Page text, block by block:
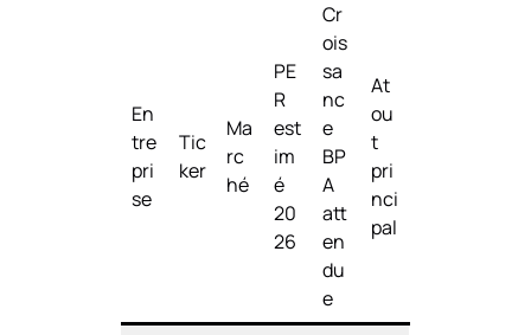
En
tre
pri
se
Tic
ker
Ma
rc
hé
PE
R
est
im
é
20
26
Cr
ois
sa
nc
e
BP
A
att
en
du
e
At
ou
t
pri
nci
pal